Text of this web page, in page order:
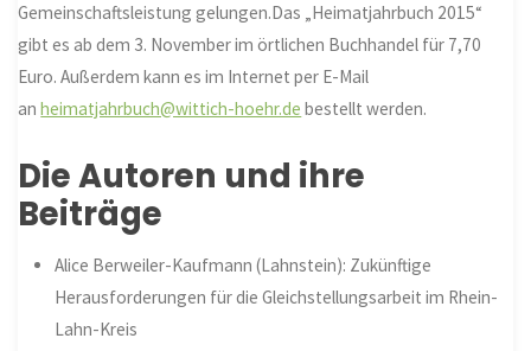
Gemeinschaftsleistung gelungen.Das „Heimatjahrbuch 2015“
gibt es ab dem 3. November im örtlichen Buchhandel für 7,70
Euro. Außerdem kann es im Internet per E-Mail
anheimatjahrbuch@wittich-hoehr.de bestellt werden.
Die Autoren und ihre
Beiträge
Alice Berweiler-Kaufmann (Lahnstein): Zukünftige
Herausforderungen für die Gleichstellungsarbeit im Rhein-
Lahn-Kreis